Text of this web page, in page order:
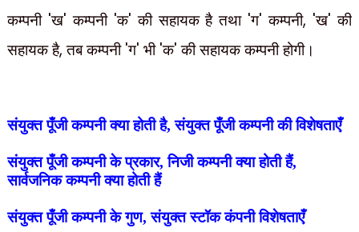
कम्पनी 'ख'कम्पनी 'क'की सहायक है तथा 'ग'कम्पनी, 'ख'की
सहायक है,तब कम्पनी 'ग' भी 'क'की सहायक कम्पनी होगी।
संयुक्त पूँजी कम्पनी क्या होती है, संयुक्त पूँजी कम्पनी की विशेषताएँ
संयुक्त पूँजी कम्पनी के प्रकार, निजी कम्पनी क्या होती हैं,
सार्वजनिक कम्पनी क्या होती हैं
संयुक्त पूँजी कम्पनी के गुण, संयुक्त स्टॉक कंपनी विशेषताएँ